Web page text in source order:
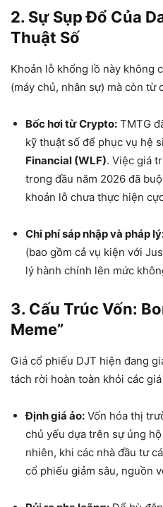
2. Sự Sụp Đổ Của
Thuật Số
Khoản lỗ khổng lồ này không
(máy chủ, nhân sự) mà còn từ
Bốc hơi từ Crypto: TMTG
kỹ thuật số để phục vụ hệ
Financial (WLF). Việc giá
trong đầu năm 2026 đã
khoản lỗ chưa thực hiện
Chi phí sáp nhập và pháp
(bao gồm cả vụ kiện với
lý hành chính lên mức
3. Cấu Trúc Vốn:
Meme”
Giá cổ phiếu DJT hiện đang
tách rời hoàn toàn khỏi các
Định giá ảo: Vốn hóa thị
chủ yếu dựa trên sự ủng
nhiên, khi các nhà đầu tư
cổ phiếu giảm sâu, nguồn